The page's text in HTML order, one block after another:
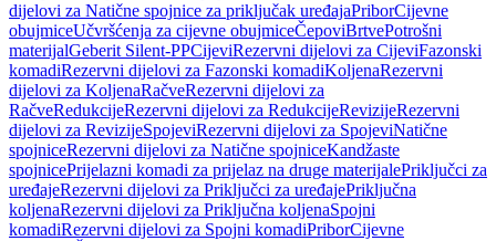
dijelovi za Natične spojnice za priključak uređajaPriborCijevne
obujmiceUčvršćenja za cijevne obujmiceČepoviBrtvePotrošni
materijalGeberit Silent-PPCijeviRezervni dijelovi za CijeviFazonski
komadiRezervni dijelovi za Fazonski komadiKoljenaRezervni
dijelovi za KoljenaRačveRezervni dijelovi za
RačveRedukcijeRezervni dijelovi za RedukcijeRevizijeRezervni
dijelovi za RevizijeSpojeviRezervni dijelovi za SpojeviNatične
spojniceRezervni dijelovi za Natične spojniceKandžaste
spojnicePrijelazni komadi za prijelaz na druge materijalePriključci za
uređajeRezervni dijelovi za Priključci za uređajePriključna
koljenaRezervni dijelovi za Priključna koljenaSpojni
komadiRezervni dijelovi za Spojni komadiPriborCijevne